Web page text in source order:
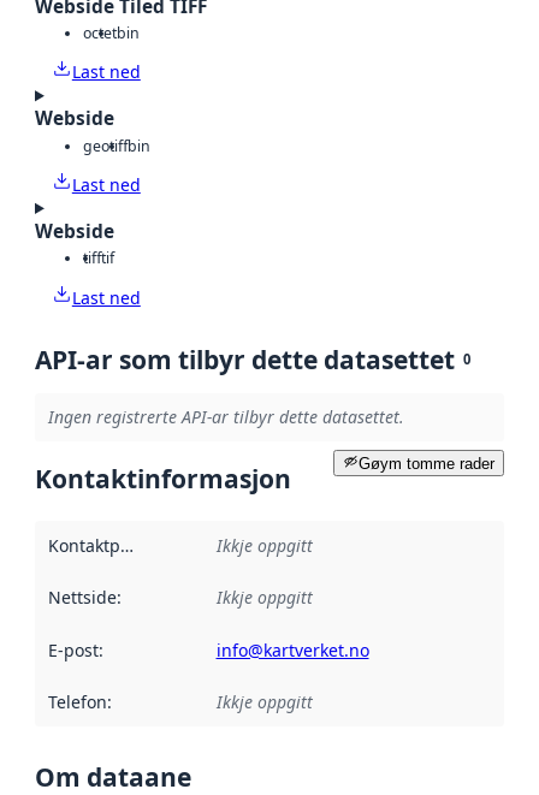
Webside Tiled TIFF
octetbin
Last ned
Webside
geotiffbin
Last ned
Webside
tifftif
Last ned
API-ar som tilbyr dette datasettet 0
Ingen registrerte API-ar tilbyr dette datasettet.
Gøym tomme rader
Kontaktinformasjon
Kontaktpunkt Ikkje oppgitt
Nettside: Ikkje oppgitt
E-post: info@kartverket.no
Telefon: Ikkje oppgitt
Om dataane